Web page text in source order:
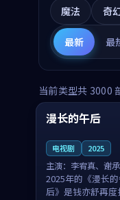
魔法
奇
最新 最
当前类型共 3000
中国 高分
漫长的午后
电视剧 2025
主演： 李宥真、谢
2025年的《漫长
后》是钱亦舒再度